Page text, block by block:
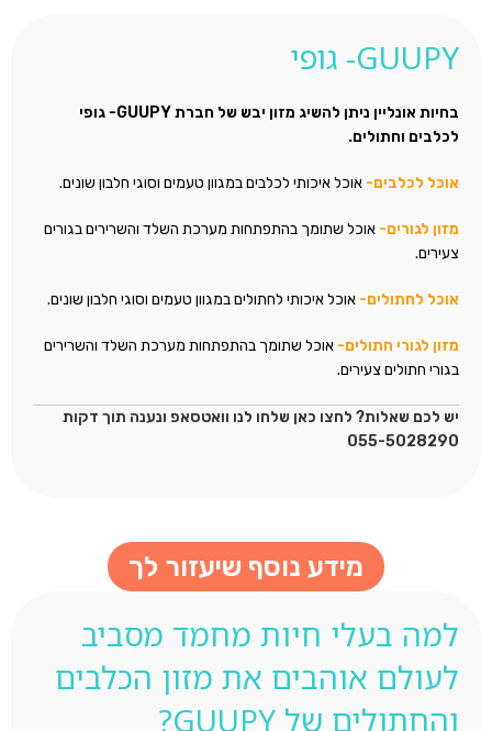
GUUPY- גופי
בחיות אונליין ניתן להשיג מזון יבש של חברת GUUPY- גופי
לכלבים וחתולים.
אוכל לכלבים- אוכל איכותי לכלבים במגוון טעמים וסוגי חלבון שונים.
מזון לגורים- אוכל שתומך בהתפתחות מערכת השלד והשרירים בגורים
צעירים.
אוכל לחתולים- אוכל איכותי לחתולים במגוון טעמים וסוגי חלבון שונים.
מזון לגורי חתולים- אוכל שתומך בהתפתחות מערכת השלד והשרירים
בגורי חתולים צעירים.
יש לכם שאלות? לחצו כאן שלחו לנו וואטסאפ ונענה תוך דקות
055-5028290
מידע נוסף שיעזור לך
למה בעלי חיות מחמד מסביב
לעולם אוהבים את מזון הכלבים
והחתולים של GUUPY?